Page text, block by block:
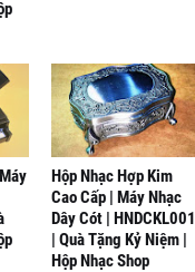
Hộp Nhạc Hợp Kim
Cao Cấp | Máy Nhạc
Dây Cót | HNDCKL001
| Quà Tặng Kỷ Niệm |
Hộp Nhạc Shop